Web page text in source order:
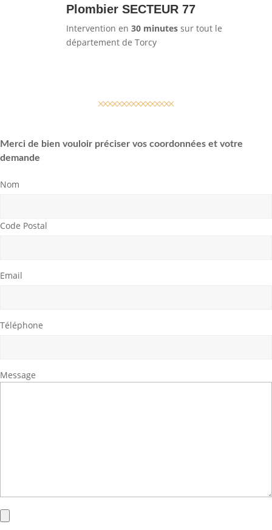
Plombier SECTEUR 77
Intervention en 30 minutessur tout le
département de Torcy
Merci de bien vouloir préciser vos coordonnées et votre
demande
Nom
Code Postal
Email
Téléphone
Message